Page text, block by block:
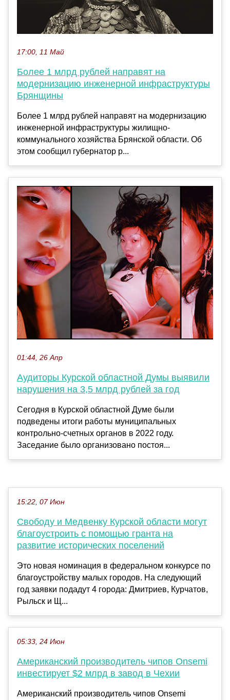
17:00, 11 Май
Более 1 млрд рублей направят на
модернизацию инженерной инфраструктуры
Брянщины
Более 1 млрд рублей направят на модернизацию
инженерной инфраструктуры жилищно-
коммунального хозяйства Брянской области. Об
этом сообщил губернатор р...
01:44, 26 Апр
Aудиторы Курской областной Думы выявили
нарушения на 3,5 млрд рублей за год
Сегодня в Курской областной Думе были
подведены итоги работы муниципальных
контрольно-счетных органов в 2022 году.
Заседание было организовано постоя...
15:22, 07 Июн
Свободу и Медвенку Курской области могут
благоустроить с помощью гранта на
развитие исторических поселений
Это новая номинация в федеральном конкурсе по
благоустройству малых городов. На следующий
год заявки подадут 4 города: Дмитриев, Курчатов,
Рыльск и Щ...
05:33, 24 Июн
Американский производитель чипов Onsemi
инвестирует $2 млрд в завод в Чехии
Американский производитель чипов Onsemi